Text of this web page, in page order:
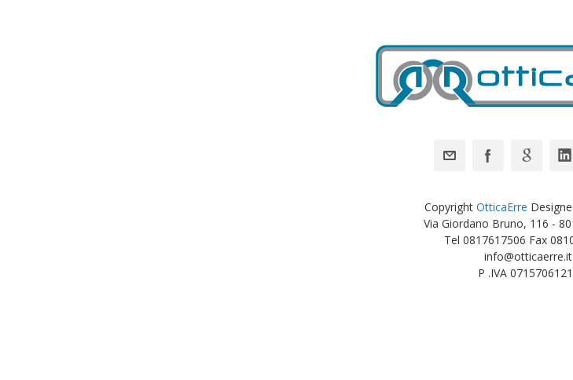
Copyright OtticaErre
Via Giordano Bruno, 116 -
Tel 0817617506 Fax
info@otticaerre.it
P .IVA